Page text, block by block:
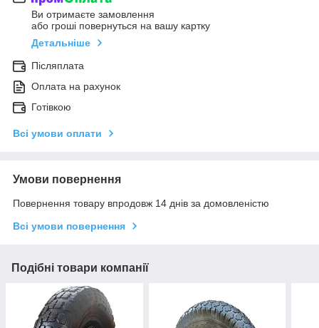
Ви отримаєте замовлення
або гроші повернуться на вашу картку
Детальніше
Післяплата
Оплата на рахунок
Готівкою
Всі умови оплати
Умови повернення
Повернення товару впродовж 14 днів за домовленістю
Всі умови повернення
Подібні товари компанії